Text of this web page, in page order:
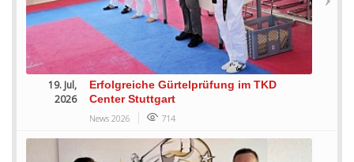
19. Jul,
2026
Erfolgreiche Gürtelprüfung im TKD
Center Stuttgart
News 2026 714